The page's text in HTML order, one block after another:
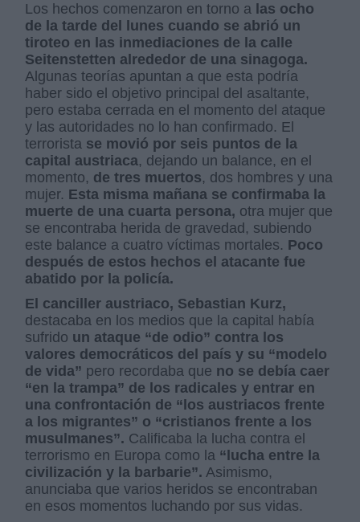
Los hechos comenzaron en torno a las ocho
de la tarde del lunes cuando se abrió un
tiroteo en las inmediaciones de la calle
Seitenstetten alrededor de una sinagoga.
Algunas teorías apuntan a que esta podría
haber sido el objetivo principal del asaltante,
pero estaba cerrada en el momento del ataque
y las autoridades no lo han confirmado. El
terrorista se movió por seis puntos de la
capital austriaca, dejando un balance, en el
momento, de tres muertos, dos hombres y una
mujer. Esta misma mañana se confirmaba la
muerte de una cuarta persona, otra mujer que
se encontraba herida de gravedad, subiendo
este balance a cuatro víctimas mortales. Poco
después de estos hechos el atacante fue
abatido por la policía.
El canciller austriaco, Sebastian Kurz,
destacaba en los medios que la capital había
sufrido un ataque “de odio” contra los
valores democráticos del país y su “modelo
de vida” pero recordaba que no se debía caer
“en la trampa” de los radicales y entrar en
una confrontación de “los austriacos frente
a los migrantes” o “cristianos frente a los
musulmanes”. Calificaba la lucha contra el
terrorismo en Europa como la “lucha entre la
civilización y la barbarie”. Asimismo,
anunciaba que varios heridos se encontraban
en esos momentos luchando por sus vidas.